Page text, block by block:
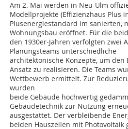
Am 2. Mai werden in Neu-Ulm
Modellprojekte (Effizienzhaus Plus
Plusenergiestandard im sanierten,
Wohnungsbau eröffnet. Für die
den 1930er-Jahren verfolgten zwei
Planungsteams unterschiedliche
architektonische Konzepte, um den
Ansatz zu realisieren. Die Teams
Wettbewerb ermittelt. Zur
wurden
beide Gebäude hochwertig
Gebäudetechnik zur Nutzung
ausgestattet. Der verbleibende
beiden Hauszeilen mit Photovoltaik